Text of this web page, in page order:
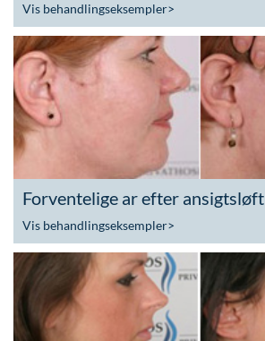
Vis behandlingseksempler>
Forventelige ar efter ansigtsløft
Vis behandlingseksempler>